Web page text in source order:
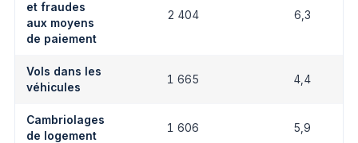
et fraudes
aux moyens
de paiement
2 404 6,3
Vols dans les
véhicules
1 665 4,4
Cambriolages
de logement
1 606 5,9